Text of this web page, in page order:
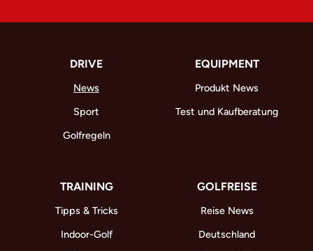
DRIVE
News
Sport
Golfregeln
EQUIPMENT
Produkt News
Test und Kaufberatung
TRAINING
Tipps & Tricks
Indoor-Golf
GOLFREISE
Reise News
Deutschland